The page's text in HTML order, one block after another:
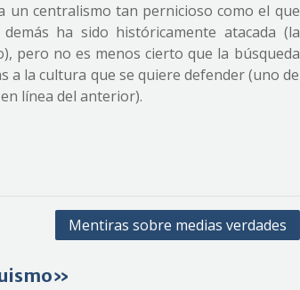
centralismo tan pernicioso como el que
ha sido históricamente atacada (la
pero no es menos cierto que la búsqueda
a la cultura que se quiere defender (uno de
línea del anterior).
Mentiras sobre medias verdades